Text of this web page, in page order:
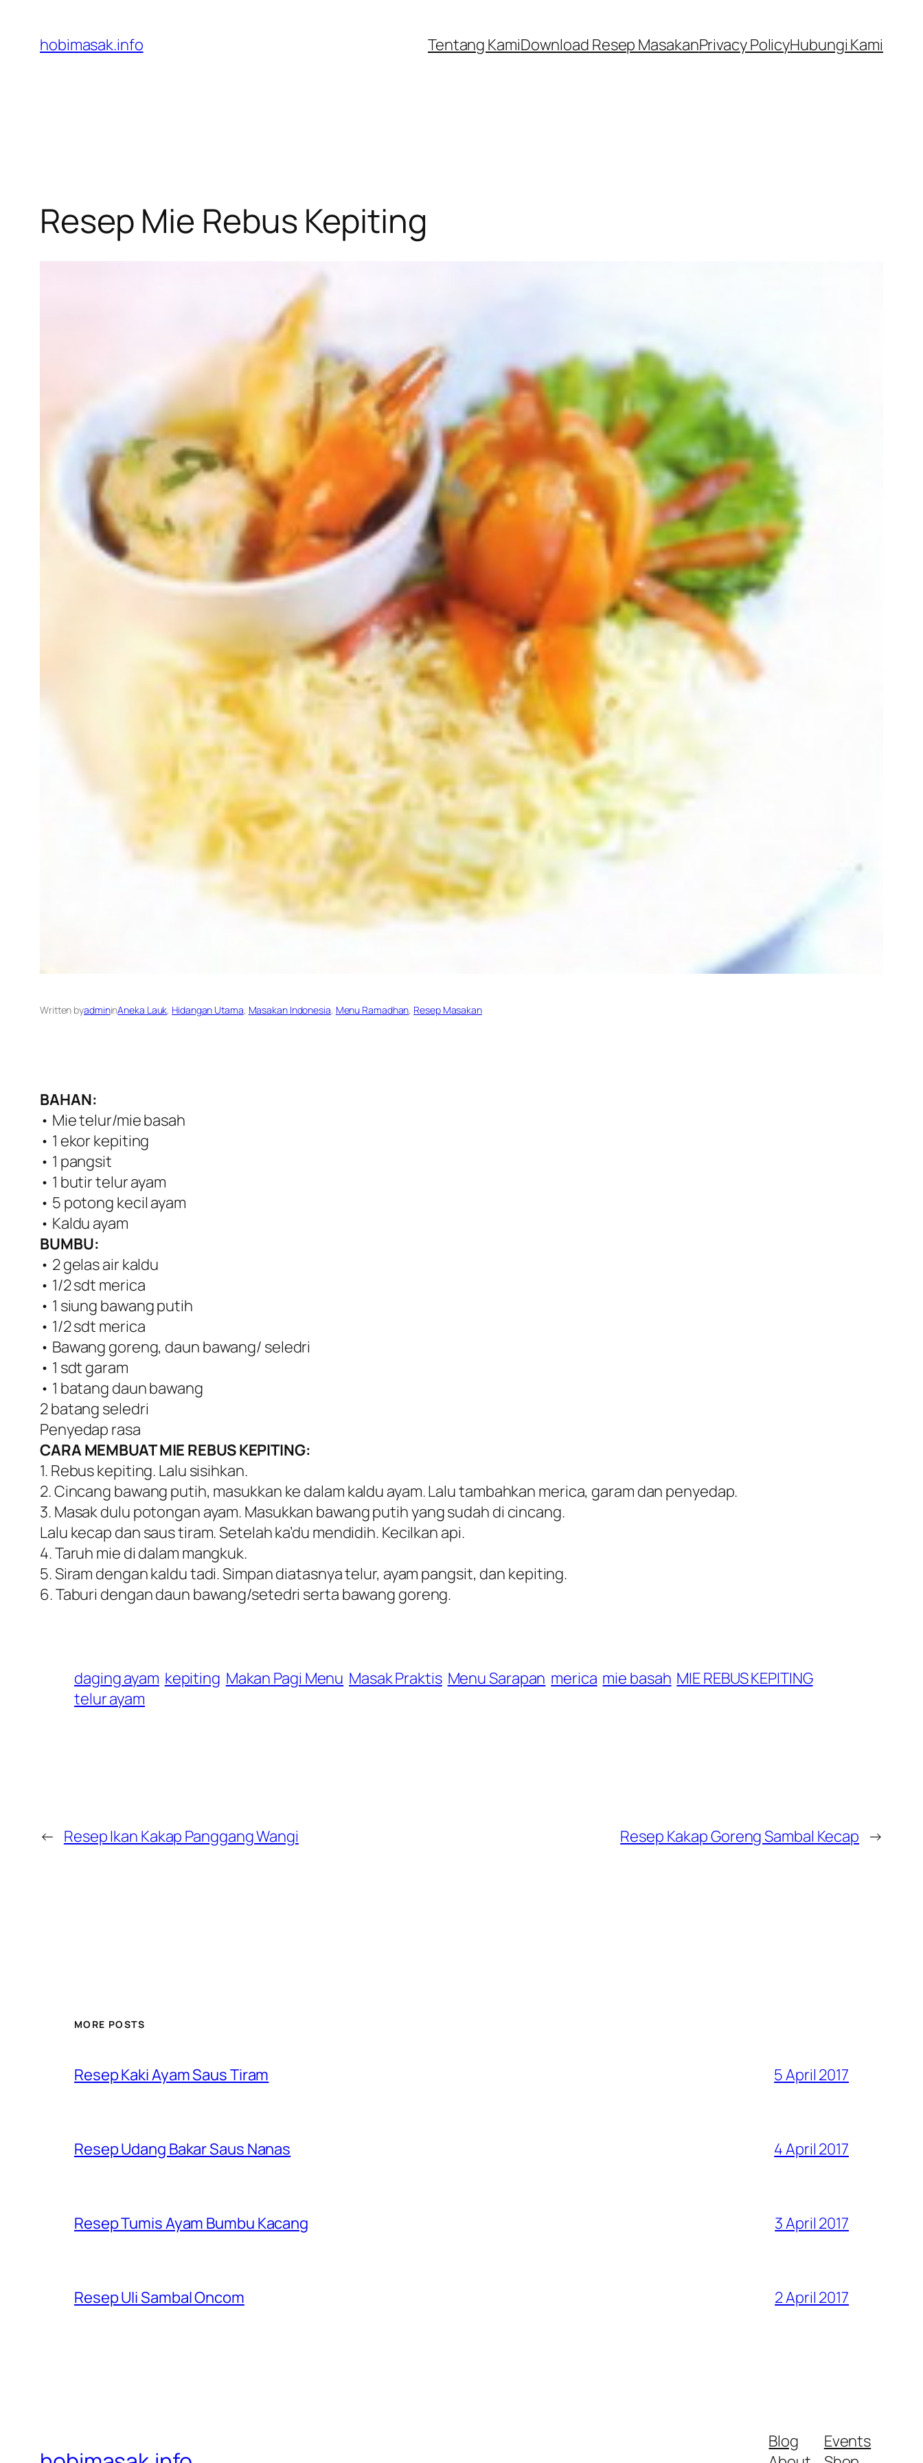
content
hobimasak.info Tentang KamiDownload Resep MasakanPrivacy PolicyHubungi Kami
Resep Mie Rebus Kepiting
Written byadmininAneka Lauk, Hidangan Utama, Masakan Indonesia, Menu Ramadhan, Resep Masakan
BAHAN:
• Mie telur/mie basah
• 1 ekor kepiting
• 1 pangsit
• 1 butir telur ayam
• 5 potong kecil ayam
• Kaldu ayam
BUMBU:
• 2 gelas air kaldu
• 1/2 sdt merica
• 1 siung bawang putih
• 1/2 sdt merica
• Bawang goreng, daun bawang/ seledri
• 1 sdt garam
• 1 batang daun bawang
2 batang seledri
Penyedap rasa
CARA MEMBUAT MIE REBUS KEPITING:
1. Rebus kepiting. Lalu sisihkan.
2. Cincang bawang putih, masukkan ke dalam kaldu ayam. Lalu tambahkan merica, garam dan penyedap.
3. Masak dulu potongan ayam. Masukkan bawang putih yang sudah di cincang.
Lalu kecap dan saus tiram. Setelah ka’du mendidih. Kecilkan api.
4. Taruh mie di dalam mangkuk.
5. Siram dengan kaldu tadi. Simpan diatasnya telur, ayam pangsit, dan kepiting.
6. Taburi dengan daun bawang/setedri serta bawang goreng.
daging ayam kepiting Makan Pagi Menu Masak Praktis Menu Sarapan merica mie basah MIE REBUS KEPITING
telur ayam
← Resep Ikan Kakap Panggang Wangi Resep Kakap Goreng Sambal Kecap →
MORE POSTS
Resep Kaki Ayam Saus Tiram 5 April 2017
Resep Udang Bakar Saus Nanas 4 April 2017
Resep Tumis Ayam Bumbu Kacang 3 April 2017
Resep Uli Sambal Oncom 2 April 2017
Blog
Events